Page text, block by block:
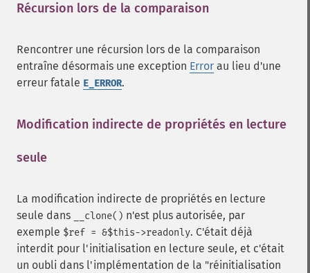
Récursion lors de la comparaison
Rencontrer une récursion lors de la comparaison
entraîne désormais une exception Error au lieu d'une
erreur fatale E_ERROR.
Modification indirecte de propriétés en lecture
seule
La modification indirecte de propriétés en lecture
seule dans
__clone() n'est plus autorisée, par
exemple $ref = &$this->readonly. C'était déjà
interdit pour l'initialisation en lecture seule, et c'était
un oubli dans l'implémentation de la "réinitialisation